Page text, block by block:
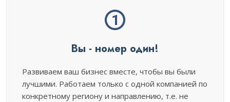
Вы - номер один!
Развиваем ваш бизнес вместе, чтобы вы были
лучшими. Работаем только с одной компанией по
конкретному региону и направлению, т.е. не